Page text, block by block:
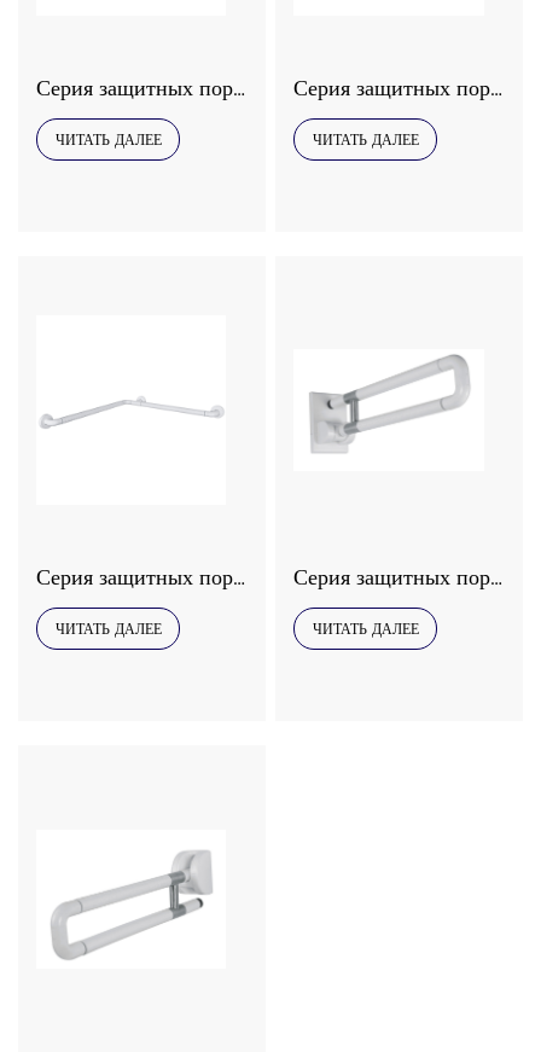
Серия защитных поручней Interhasa, модель 9038
ЧИТАТЬ ДАЛЕЕ
Серия защитных поручней Interhasa, модель 9036
ЧИТАТЬ ДАЛЕЕ
Серия защитных поручней Interhasa, модель 9035
ЧИТАТЬ ДАЛЕЕ
Серия защитных поручней Interhasa, модель 9033
ЧИТАТЬ ДАЛЕЕ